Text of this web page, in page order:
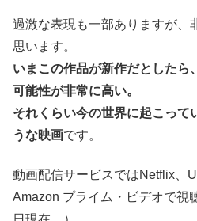
過激な表現も一部ありますが、
思います。
いまこの作品が新作だとしたら
可能性が非常に高い。
それくらい今の世界に起こって
うな映画です。
動画配信サービスではNetflix、
Amazon プライム・ビデオで視